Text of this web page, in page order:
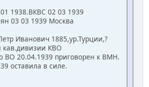
1938.ВКВС 02 03 1939
03 03 1939 Москва
Иванович 1885,ур.Турции,?
кав.дивизии КВО
ВО 20.04.1939 приговорен к ВМН.
оставила в силе.